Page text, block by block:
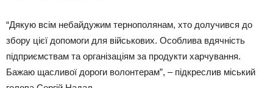
“Дякую всім небайдужим тернополянам, хто долучився до
збору цієї допомоги для військових. Особлива вдячність
підприємствам та організаціям за продукти харчування.
Бажаю щасливої дороги волонтерам”, – підкреслив міський